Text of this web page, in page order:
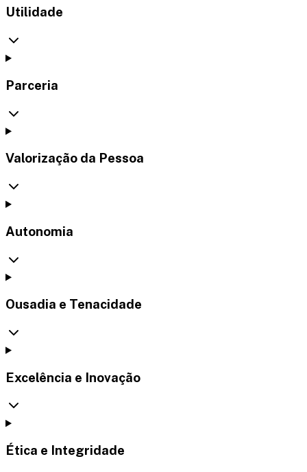
Utilidade
Parceria
Valorização da Pessoa
Autonomia
Ousadia e Tenacidade
Excelência e Inovação
Ética e Integridade